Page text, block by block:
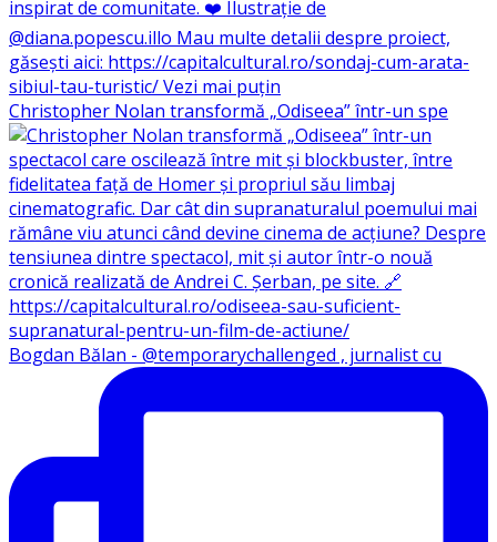
Christopher Nolan transformă „Odiseea” într-un spe
Bogdan Bălan - @temporarychallenged , jurnalist cu